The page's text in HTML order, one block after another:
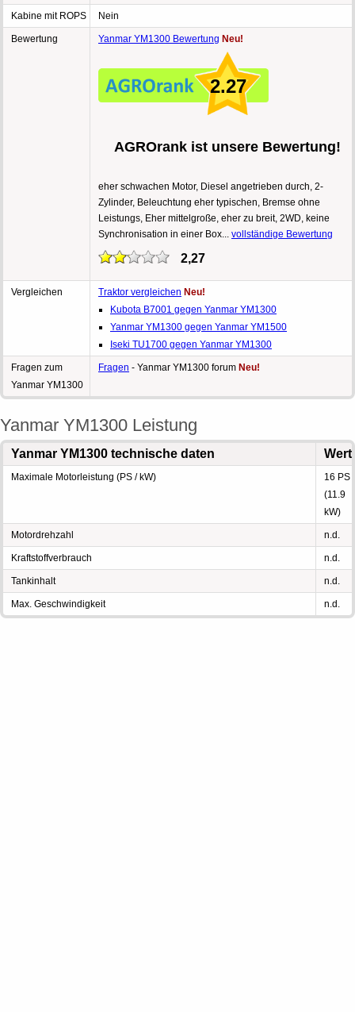
Kabine mit ROPS Nein
Bewertung Yanmar YM1300 Bewertung Neu!
2.27
AGROrank ist unsere Bewertung!
eher schwachen Motor, Diesel angetrieben durch, 2-
Zylinder, Beleuchtung eher typischen, Bremse ohne
Leistungs, Eher mittelgroße, eher zu breit, 2WD, keine
Synchronisation in einer Box... vollständige Bewertung
2,27
Vergleichen Traktor vergleichen Neu!
Kubota B7001 gegen Yanmar YM1300
Yanmar YM1300 gegen Yanmar YM1500
Iseki TU1700 gegen Yanmar YM1300
Fragen zum
Yanmar YM1300
Fragen - Yanmar YM1300 forum Neu!
Yanmar YM1300 Leistung
Yanmar YM1300 technische daten Wert
Maximale Motorleistung (PS / kW)
16 PS
(11.9
kW)
Motordrehzahl n.d.
Kraftstoffverbrauch n.d.
Tankinhalt n.d.
Max. Geschwindigkeit n.d.